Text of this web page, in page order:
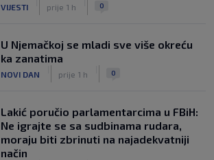
VIJESTI prije 1 h 0
U Njemačkoj se mladi sve više okreću
ka zanatima
NOVI DAN prije 1 h 0
Lakić poručio parlamentarcima u FBiH:
Ne igrajte se sa sudbinama rudara,
moraju biti zbrinuti na najadekvatniji
način